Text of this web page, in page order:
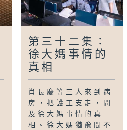
第三十二集：
徐大媽事情的
真相
肖長慶等三人來到病
房，把護工支走，問
及徐大媽事情的真
相。徐大媽猶豫間不